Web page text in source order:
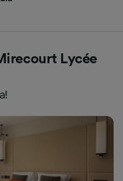
Lycée